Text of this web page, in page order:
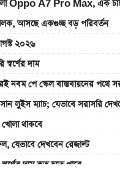
Oppo A7 Pro Max, এক
আসছে একগুচ্ছ বড় পরিবর্তন
২০২৬
দাম
নবম পে স্কেল বাস্তবায়নের পথে
লুইস ম্যাচ; যেভাবে সরাসরি
থাকবে
যেভাবে দেখবেন রেজাল্ট
দাম কত হতে পারে